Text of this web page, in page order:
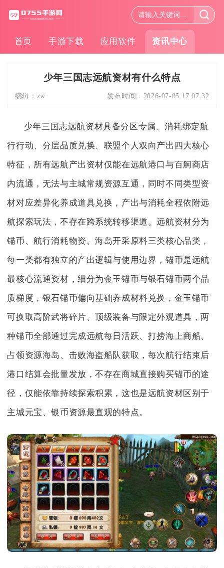
首页 手游下载 应用软件 资讯中心
少年三国志远航资材有什么特点
编辑： zw 发布时间： 2026-07-05 17:07:32
少年三国志远航资材具备分区专属、消耗绑定航
行行动、分层品质兑换、联盟个人双向产出四大核心
特征，所有远航产出资材仅能在远航港口与百舸商店
内流通，无法与主城常规资源互通，同时不同类型资
材对应差异化养成道具兑换，产出与消耗全程依附远
航探索玩法，不存在跨系统转移渠道。远航资材分为
锚币、航行消耗物资、海岛开采原料三类核心品类，
每一类都有独立的产出逻辑与使用边界，锚币是远航
最核心流通资材，细分为金玉锚币与银石锚币两个品
质梯度，银石锚币偏向基础养成材料兑换，金玉锚币
可换取高阶武将碎片、顶级装备与限定外观道具，两
种锚币全部通过完成远航每日活跃、打捞海上商船、
占领资源海岛、击败海盗船队获取，每次航行结束后
港口结算会批量发放，不存在商城直接购买锚币的途
径，仅能依靠持续探索积累，这也是远航资材区别于
主城元宝、银币资源最直观的特点。